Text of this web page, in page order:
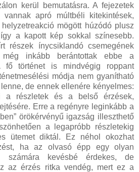
kerül bemutatásra. A fejezetek
vannak apró múltbéli kitekintések,
mögött húzódó plusz
a kapott kép sokkal színesebb.
részek ínycsiklandó csemegének
még inkább berántottak ebbe a
fő történet is mindvégig roppant
módja nem gyanítható
de ennek ellenére kényelmes:
a részletek és a belső érzések,
Erre a regényre leginkább a
örökérvényű igazság illeszthető
a legapróbb részletekig
ütemet diktál. Ez néhol okozhat
ha az olvasó épp egy olyan
számára kevésbé érdekes, de
az érzés ritka vendég, mert ez a